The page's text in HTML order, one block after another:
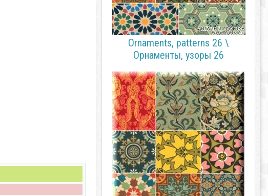
Ornaments, patterns 26 \
Орнаменты, узоры 26